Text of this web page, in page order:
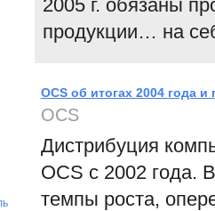
2005 г. обязаны
продукции… на
OCS об итогах 2004 года
OCS
Дистрибуция
OCS с 2002 года.
темпы роста,